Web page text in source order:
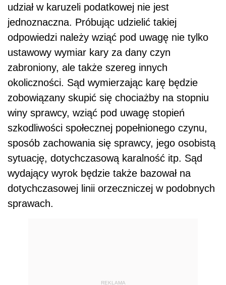
udział w karuzeli podatkowej nie jest
jednoznaczna. Próbując udzielić takiej
odpowiedzi należy wziąć pod uwagę nie tylko
ustawowy wymiar kary za dany czyn
zabroniony, ale także szereg innych
okoliczności. Sąd wymierzając karę będzie
zobowiązany skupić się chociażby na stopniu
winy sprawcy, wziąć pod uwagę stopień
szkodliwości społecznej popełnionego czynu,
sposób zachowania się sprawcy, jego osobistą
sytuację, dotychczasową karalność itp. Sąd
wydający wyrok będzie także bazował na
dotychczasowej linii orzeczniczej w podobnych
sprawach.
REKLAMA